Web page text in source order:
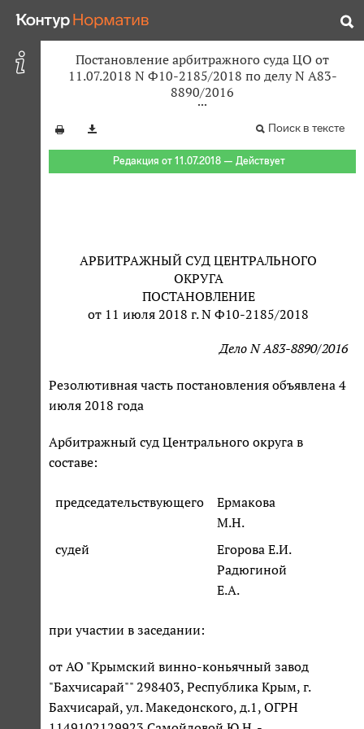
Постановление арбитражного суда ЦО от
11.07.2018 N Ф10-2185/2018 по делу N А83-
8890/2016
Поиск в тексте
Редакция от 11.07.2018 — Действует
АРБИТРАЖНЫЙ СУД ЦЕНТРАЛЬНОГО
ОКРУГА
ПОСТАНОВЛЕНИЕ
от 11 июля 2018 г. N Ф10-2185/2018
Дело N А83-8890/2016
Резолютивная часть постановления объявлена 4
июля 2018 года
Арбитражный суд Центрального округа в
составе:
председательствующего
Ермакова
М.Н.
судей
Егорова Е.И.
Радюгиной
Е.А.
при участии в заседании:
от АО "Крымский винно-коньячный завод
"Бахчисарай"" 298403, Республика Крым, г.
Бахчисарай, ул. Македонского, д.1, ОГРН